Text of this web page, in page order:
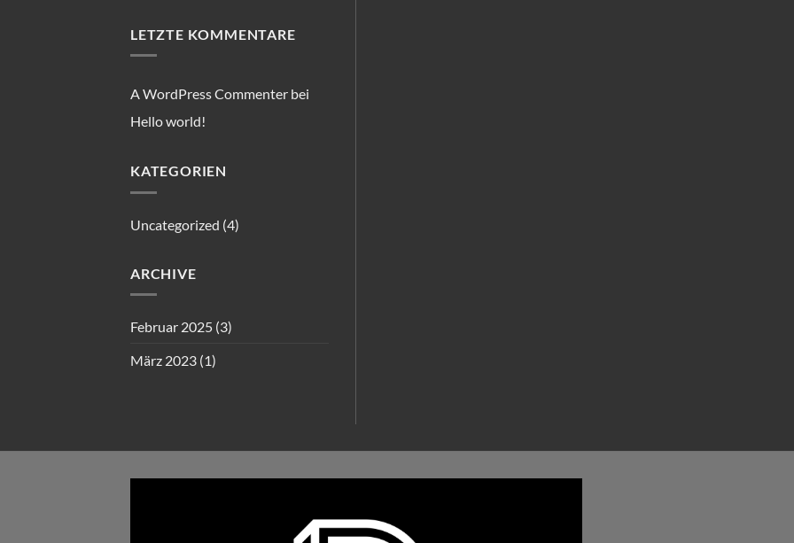
LETZTE KOMMENTARE
A WordPress Commenter bei
Hello world!
KATEGORIEN
Uncategorized (4)
ARCHIVE
Februar 2025 (3)
März 2023 (1)